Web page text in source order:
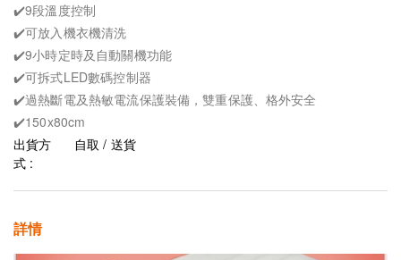
✔️9段溫度控制
✔️可放入機衣機清洗
✔️9小時定時及自動關機功能
✔️可拆式LED數碼控制器
✔️過熱斷電及熱敏電流保護裝備，雙重保護、格外安全
✔️150x80cm
出貨方
式 :
自取 / 送貨
詳情